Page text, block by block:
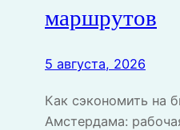
маршрутов
5 августа, 2026
Как сэкономить на
Амстердама: